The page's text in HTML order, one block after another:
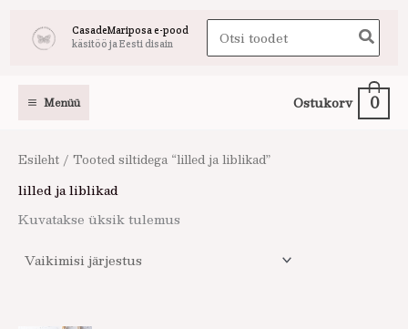
CasadeMariposa e-pood
käsitöö ja Eesti disain
Search
for:
Menüü Ostukorv 0
Esileht / Tooted siltidega “lilled ja liblikad”
lilled ja liblikad
Kuvatakse üksik tulemus